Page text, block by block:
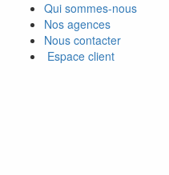
Qui sommes-nous
Nos agences
Nous contacter
Espace client